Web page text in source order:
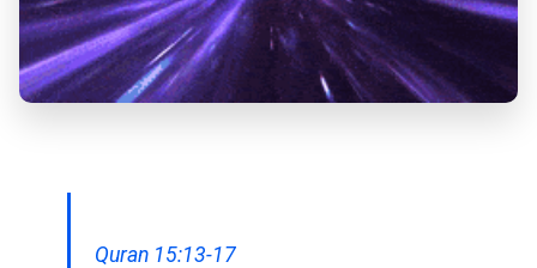
Quran 15:13-17